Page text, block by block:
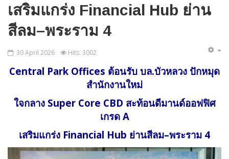
เสริมแกร่ง Financial Hub ย่าน
สีลม–พระราม 4
30 April 2026 Hits: 3002
Central Park Offices ต้อนรับ บล.บัวหลวง ปักหมุด
สำนักงานใหม่
ใจกลาง Super Core CBD สะท้อนดีมานด์ออฟฟิศ
เกรด A
เสริมแกร่ง Financial Hub ย่านสีลม–พระราม 4